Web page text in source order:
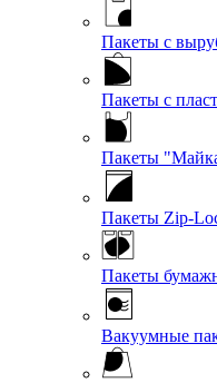
Пакеты с
Пакеты с
Пакеты
Пакеты Zip-
Пакеты
Вакуумные